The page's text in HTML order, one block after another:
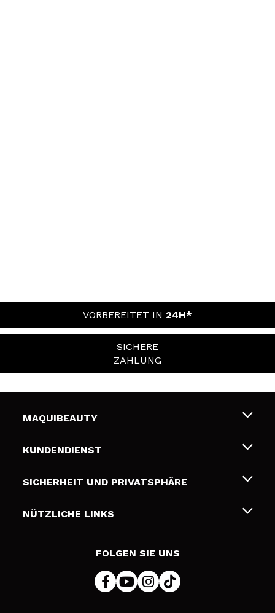
VORBEREITET IN 24H*
SICHERE
ZAHLUNG
MAQUIBEAUTY
Über uns
Geschenkkarten
KUNDENDIENST
Liefer- und Versandkosten
Zahlung
SICHERHEIT UND PRIVATSPHÄRE
Bedingungen und Datenschutz
NÜTZLICHE LINKS
FOLGEN SIE UNS